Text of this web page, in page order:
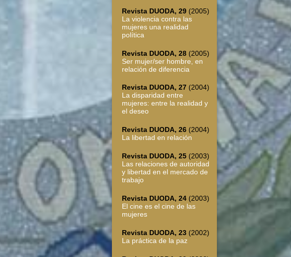
Revista DUODA, 29 (2005)
La violencia contra las
mujeres una realidad
política
Revista DUODA, 28 (2005)
Ser mujer/ser hombre, en
relación de diferencia
Revista DUODA, 27 (2004)
La disparidad entre
mujeres: entre la realidad y
el deseo
Revista DUODA, 26 (2004)
La libertad en relación
Revista DUODA, 25 (2003)
Las relaciones de autoridad
y libertad en el mercado de
trabajo
Revista DUODA, 24 (2003)
El cine es el cine de las
mujeres
Revista DUODA, 23 (2002)
La práctica de la paz